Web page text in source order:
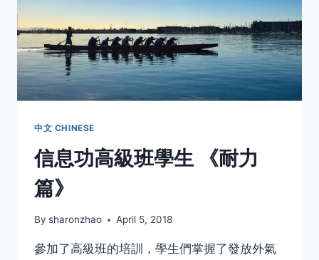
师
–
访
气
功
医
忠
中文 CHINESE
信息功高級班學生 《耐力
篇》
By sharonzhao April 5, 2018
參加了高級班的培訓，學生們掌握了發放外氣